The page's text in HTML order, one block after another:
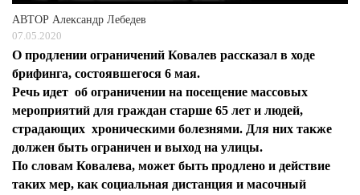
АВТОР Александр Лебедев
07.05.2020
О продлении ограничений Ковалев рассказал в ходе
брифинга, состоявшегося 6 мая.
Речь идет об ограничении на посещение массовых
мероприятий для граждан старше 65 лет и людей,
страдающих хроническими болезнями. Для них также
должен быть ограничен и выход на улицы.
По словам Ковалева, может быть продлено и действие
таких мер, как социальная дистанция и масочный